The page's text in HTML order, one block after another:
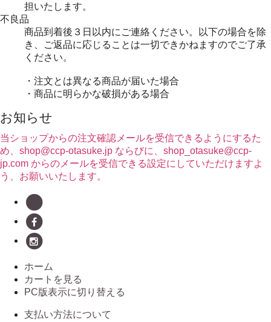
担いたします。
不良品
商品到着後３日以内にご連絡ください。以下の場合を除
き、ご返品に応じることは一切できかねますのでご了承
ください。
・注文とは異なる商品が届いた場合
・商品に明らかな破損がある場合
お知らせ
当ショップからの注文確認メールを受信できるようにするた
め、shop@ccp-otasuke.jp ならびに、shop_otasuke@ccp-
jp.com からのメールを受信できる設定にしていただけますよ
う、お願いいたします。
ホーム
カートを見る
PC版表示に切り替える
支払い方法について